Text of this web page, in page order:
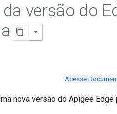
versão do
Acesse
nova versão do Apigee Edge